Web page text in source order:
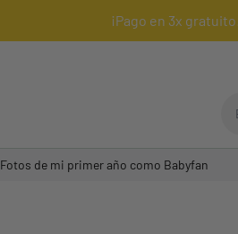
¡Pago en 3x
Fotos de mi primer año como Babyfan